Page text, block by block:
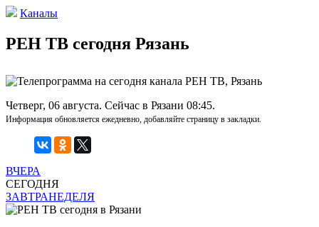
Каналы
РЕН ТВ сегодня Рязань
Четверг, 06 августа. Сейчас в Рязани 08:45.
Информация обновляется ежедневно, добавляйте страницу в закладки.
ВЧЕРА
СЕГОДНЯ
ЗАВТРАНЕДЕЛЯ